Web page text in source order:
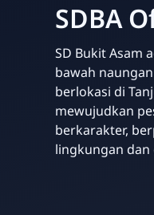
SDBA
SD Bukit Asam
bawah
berlokasi di
mewujudkan
berkarakter,
lingkungan dan